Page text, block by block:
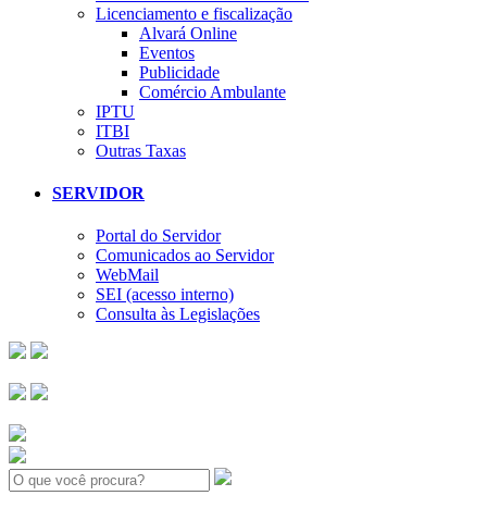
Licenciamento e fiscalização
Alvará Online
Eventos
Publicidade
Comércio Ambulante
IPTU
ITBI
Outras Taxas
SERVIDOR
Portal do Servidor
Comunicados ao Servidor
WebMail
SEI (acesso interno)
Consulta às Legislações
Search: